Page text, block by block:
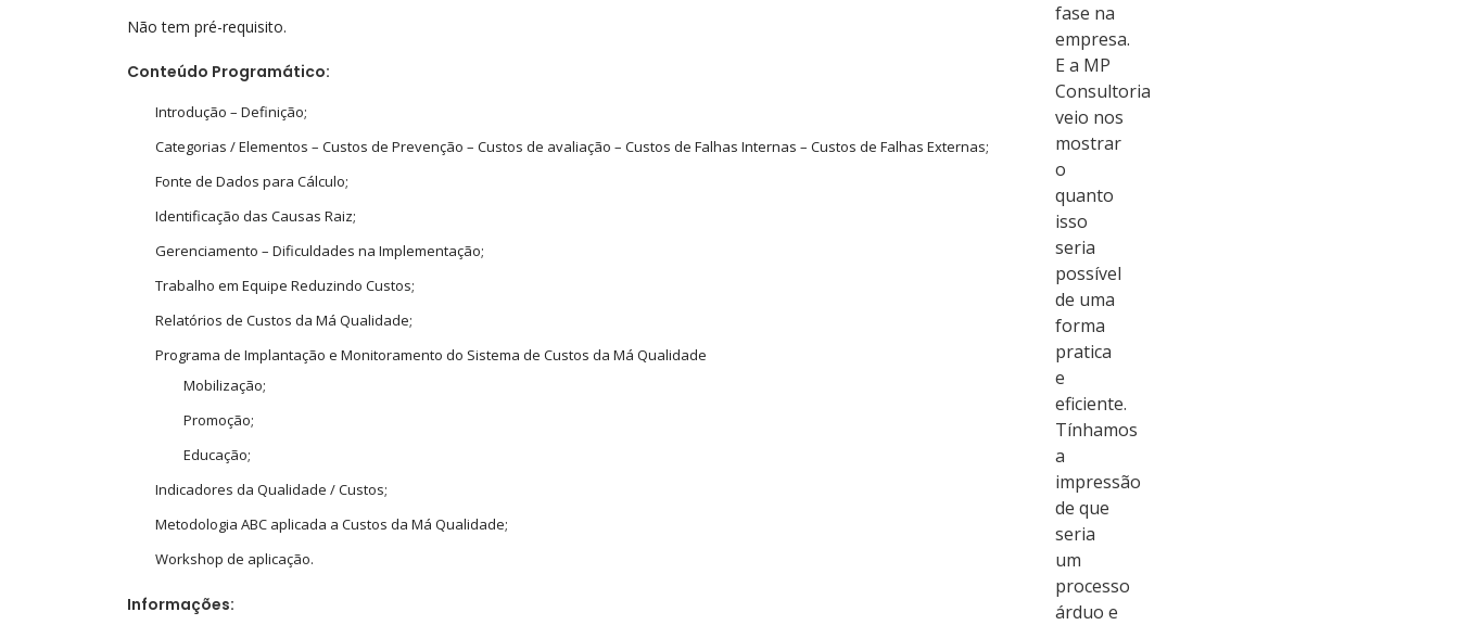
Não tem pré-requisito.
Conteúdo Programático:
Introdução – Definição;
Categorias / Elementos – Custos de Prevenção – Custos de avaliação – Custos de Falhas Internas – Custos de Falhas Externas;
Fonte de Dados para Cálculo;
Identificação das Causas Raiz;
Gerenciamento – Dificuldades na Implementação;
Trabalho em Equipe Reduzindo Custos;
Relatórios de Custos da Má Qualidade;
Programa de Implantação e Monitoramento do Sistema de Custos da Má Qualidade
Mobilização;
Promoção;
Educação;
Indicadores da Qualidade / Custos;
Metodologia ABC aplicada a Custos da Má Qualidade;
Workshop de aplicação.
Informações:
fase na
empresa.
E a MP
Consultoria
veio nos
mostrar
o
quanto
isso
seria
possível
de uma
forma
pratica
e
eficiente.
Tínhamos
a
impressão
de que
seria
um
processo
árduo e